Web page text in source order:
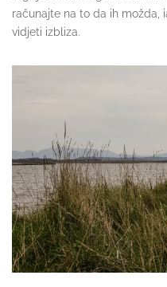
računajte na to da ih možda,
vidjeti izbliza.